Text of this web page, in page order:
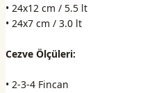
• 24x12 cm / 5.5 lt
• 24x7 cm / 3.0 lt
Cezve Ölçüleri:
• 2-3-4 Fincan